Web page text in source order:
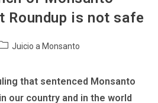
Roundup is not safe
Juicio a Monsanto
that sentenced Monsanto
our country and in the world